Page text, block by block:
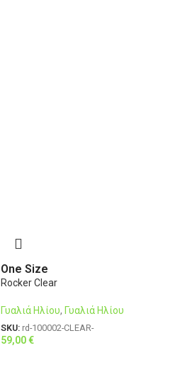
One Size
Rocker Clear
Γυαλιά Ηλίου, Γυαλιά Ηλίου
SKU: rd-100002-CLEAR-
59,00€